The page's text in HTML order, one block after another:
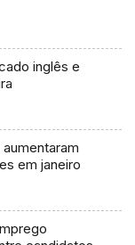
inglês e
em janeiro